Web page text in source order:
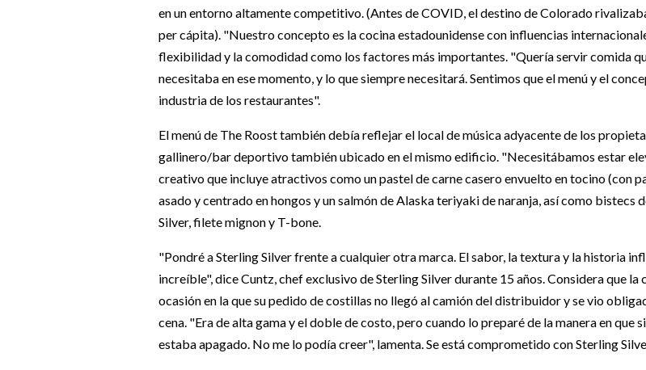
en un entorno altamente competitivo. (Antes de COVID, el destino de Colorado
per cápita). "Nuestro concepto es la cocina estadounidense con influencias
flexibilidad y la comodidad como los factores más importantes. "Quería servir comida
necesitaba en ese momento, y lo que siempre necesitará. Sentimos que el menú y el
industria de los restaurantes".
El menú de The Roost también debía reflejar el local de música adyacente de los
gallinero/bar deportivo también ubicado en el mismo edificio. "Necesitábamos estar
creativo que incluye atractivos como un pastel de carne casero envuelto en tocino (con
asado y centrado en hongos y un salmón de Alaska teriyaki de naranja, así como bistecs
Silver, filete mignon y T-bone.
"Pondré a Sterling Silver frente a cualquier otra marca. El sabor, la textura y la historia
increíble", dice Cuntz, chef exclusivo de Sterling Silver durante 15 años. Considera que
ocasión en la que su pedido de costillas no llegó al camión del distribuidor y se vio
cena. "Era de alta gama y el doble de costo, pero cuando lo preparé de la manera en que
estaba apagado. No me lo podía creer", lamenta. Se está comprometido con Sterling